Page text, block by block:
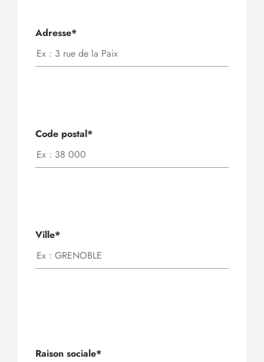
Adresse*
Code postal*
Ville*
Raison sociale*